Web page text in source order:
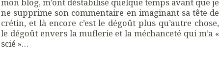
mon blog, m’ont déstabilisé quelque temps avant que je
ne supprime son commentaire en imaginant sa tête de
crétin, et là encore c’est le dégoût plus qu’autre chose,
le dégoût envers la muflerie et la méchanceté qui m’a «
scié »…